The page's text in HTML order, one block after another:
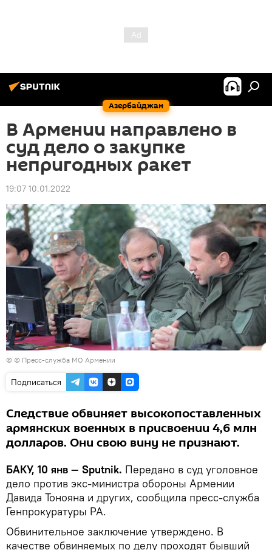
Азербайджан
В Армении направлено в
суд дело о закупке
непригодных ракет
19:07 10.01.2022
© © Пресс-служба МО Армении
Подписаться
Следствие обвиняет высокопоставленных
армянских военных в присвоении 4,6 млн
долларов. Они свою вину не признают.
БАКУ, 10 янв — Sputnik. Передано в суд уголовное
дело против экс-министра обороны Армении
Давида Тонояна и других, сообщила пресс-служба
Генпрокуратуры РА.
Обвинительное заключение утверждено. В
качестве обвиняемых по делу проходят бывший